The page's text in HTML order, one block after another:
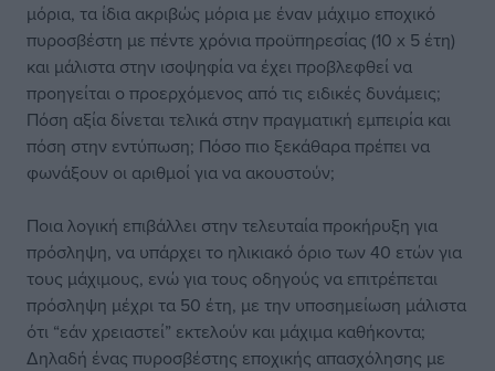
μόρια, τα ίδια ακριβώς μόρια με έναν μάχιμο εποχικό
πυροσβέστη με πέντε χρόνια προϋπηρεσίας (10 x 5 έτη)
και μάλιστα στην ισοψηφία να έχει προβλεφθεί να
προηγείται ο προερχόμενος από τις ειδικές δυνάμεις;
Πόση αξία δίνεται τελικά στην πραγματική εμπειρία και
πόση στην εντύπωση; Πόσο πιο ξεκάθαρα πρέπει να
φωνάξουν οι αριθμοί για να ακουστούν;
Ποια λογική επιβάλλει στην τελευταία προκήρυξη για
πρόσληψη, να υπάρχει το ηλικιακό όριο των 40 ετών για
τους μάχιμους, ενώ για τους οδηγούς να επιτρέπεται
πρόσληψη μέχρι τα 50 έτη, με την υποσημείωση μάλιστα
ότι “εάν χρειαστεί” εκτελούν και μάχιμα καθήκοντα;
Δηλαδή ένας πυροσβέστης εποχικής απασχόλησης με